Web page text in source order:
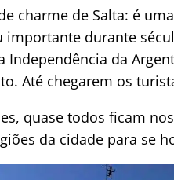
charme de Salta: é
importante durante
Independência da
Até chegarem os
quase todos ficam
da cidade para se